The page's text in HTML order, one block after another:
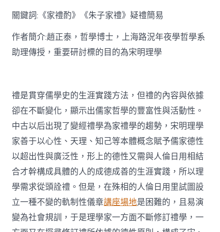
中
關鍵詞:《家禮酌》《朱子家禮》疑禮簡易
作者簡介:趙正泰，哲學博士，上海路況年夜學哲學系
助理傳授，重要研討標的目的為宋明理學
禮是貫穿儒學史的生涯實踐方法，但禮的內容與依據
卻在不斷變化，顯示出儒家哲學的豐富性與活動性。
中古以后出現了變經禮學為家禮學的趨勢，宋明理學
家善于以心性、天理、知己等本體概念賦予儒家德性
以超出性與廣泛性，形上的德性又需與人倫日用相結
合才幹構成具體的人的成德成善的生涯實踐，所以理
學需求從頭詮禮。但是，在殊相的人倫日用里試圖設
立一種不變的軌制性儀章講座場地是困難的，且易演
變為社會規訓，于是理學家一方面不斷修訂禮學，一